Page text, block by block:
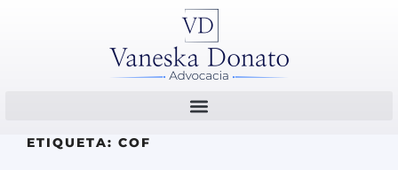
ETIQUETA: COF